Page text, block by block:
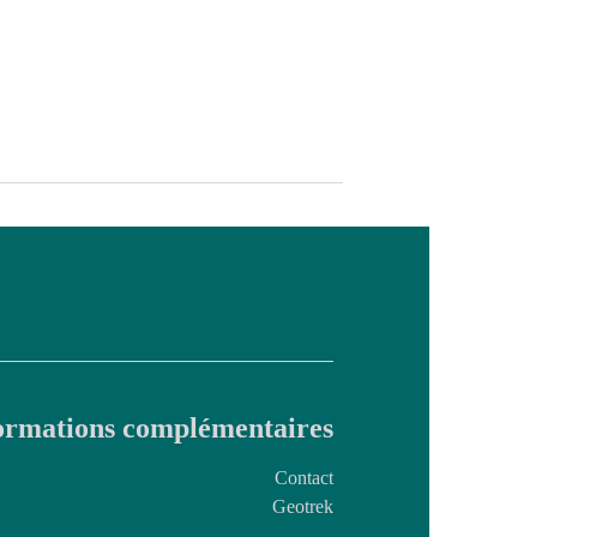
complémentaires
Contact
Geotrek